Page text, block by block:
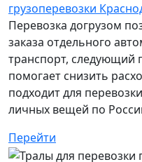
грузоперевозки
Перевозка догрузом
заказа отдельного
транспорт, следующий
помогает снизить
подходит для
личных вещей по
Перейти